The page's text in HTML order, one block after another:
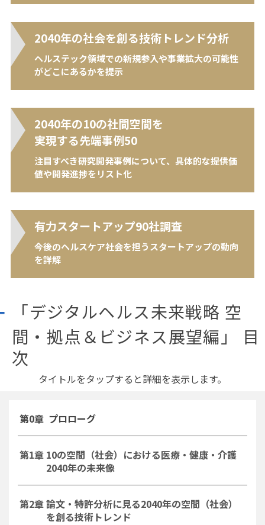
2040年の社会を創る技術トレンド分析
ヘルステック領域での新規参入や事業拡大の可能性
がどこにあるかを提示
2040年の10の社間空間を
実現する先端事例50
注目すべき研究開発事例について、具体的な提供価
値や開発進捗をリスト化
有力スタートアップ90社調査
今後のヘルスケア社会を担うスタートアップの動向
を詳解
「デジタルヘルス未来戦略 空
間・拠点＆ビジネス展望編」 目
次
タイトルをタップすると詳細を表示します。
第0章 プロローグ
第1章 10の空間（社会）における医療・健康・介護
2040年の未来像
第2章 論文・特許分析に見る2040年の空間（社会）
を創る技術トレンド